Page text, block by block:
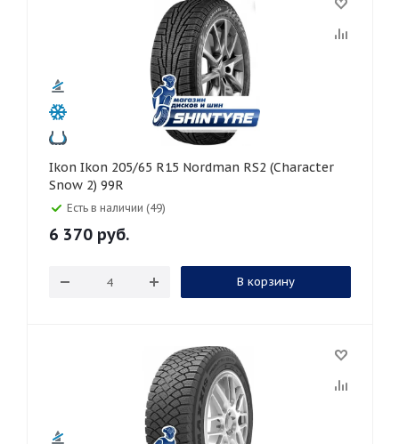
Ikon Ikon 205/65 R15 Nordman RS2 (Character
Snow 2) 99R
Есть в наличии (49)
6 370 руб.
В корзину